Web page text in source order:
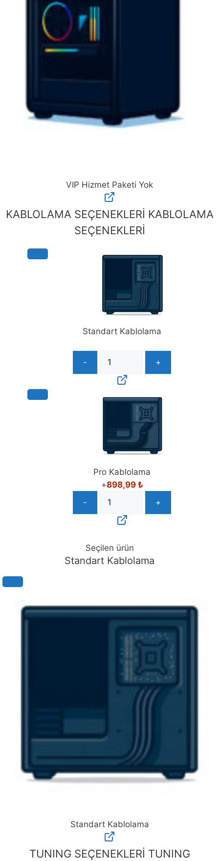
VIP Hizmet Paketi Yok
Hizmet
Paketi
KABLOLAMA SEÇENEKLERİ KABLOLAMA
SEÇENEKLERİ
Standart Kablolama
- +
Pro Kablolama
+898,99 ₺
-
+
Seçilen ürün
Standart Kablolama
Standart Kablolama
KablolamaTUNING SEÇENEKLERİ TUNING